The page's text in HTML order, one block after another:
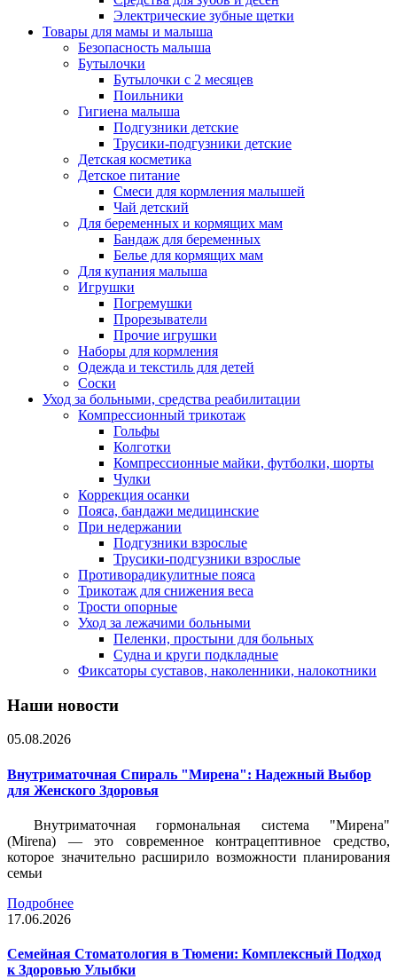
Электрические зубные щетки
Товары для мамы и малыша
Безопасность малыша
Бутылочки
Бутылочки с 2 месяцев
Поильники
Гигиена малыша
Подгузники детские
Трусики-подгузники детские
Детская косметика
Детское питание
Смеси для кормления малышей
Чай детский
Для беременных и кормящих мам
Бандаж для беременных
Белье для кормящих мам
Для купания малыша
Игрушки
Погремушки
Прорезыватели
Прочие игрушки
Наборы для кормления
Одежда и текстиль для детей
Соски
Уход за больными, средства реабилитации
Компрессионный трикотаж
Гольфы
Колготки
Компрессионные майки, футболки, шорты
Чулки
Коррекция осанки
Пояса, бандажи медицинские
При недержании
Подгузники взрослые
Трусики-подгузники взрослые
Противорадикулитные пояса
Трикотаж для снижения веса
Трости опорные
Уход за лежачими больными
Пеленки, простыни для больных
Судна и круги подкладные
Фиксаторы суставов, наколенники, налокотники
Наши новости
05.08.2026
Внутриматочная Спираль "Мирена": Надежный Выбор
для Женского Здоровья
Внутриматочная гормональная система "Мирена"
(Mirena) — это современное контрацептивное средство,
которое значительно расширило возможности планирования
семьи
Подробнее
17.06.2026
Семейная Стоматология в Тюмени: Комплексный Подход
к Здоровью Улыбки